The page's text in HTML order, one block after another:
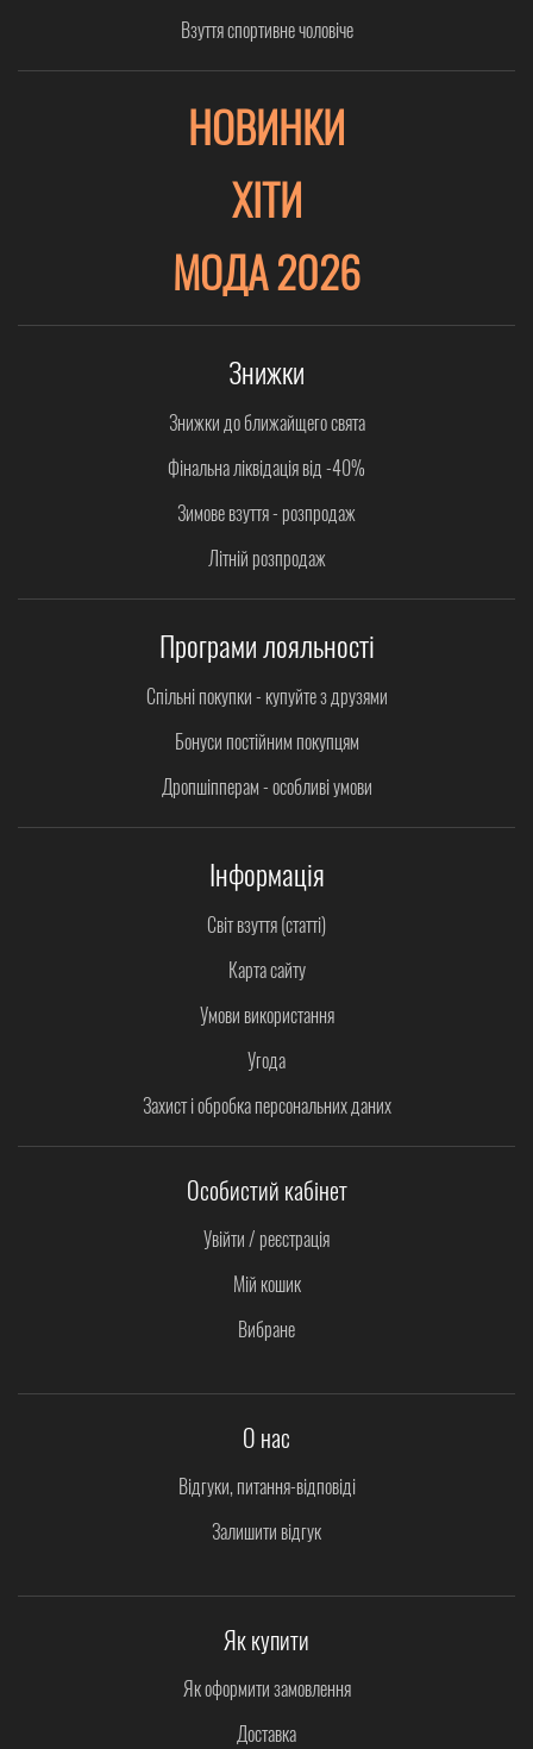
Взуття спортивне чоловіче
НОВИНКИ
ХІТИ
МОДА 2026
Знижки
Знижки до ближайщего свята
Фінальна ліквідація від -40%
Зимове взуття - розпродаж
Літній розпродаж
Програми лояльності
Спільні покупки - купуйте з друзями
Бонуси постійним покупцям
Дропшіпперам - особливі умови
Інформація
Світ взуття (статті)
Карта сайту
Умови використання
Угода
Захист і обробка персональних даних
Особистий кабінет
Увійти / реєстрація
Мій кошик
Вибране
О нас
Відгуки, питання-відповіді
Залишити відгук
Як купити
Як оформити замовлення
Доставка